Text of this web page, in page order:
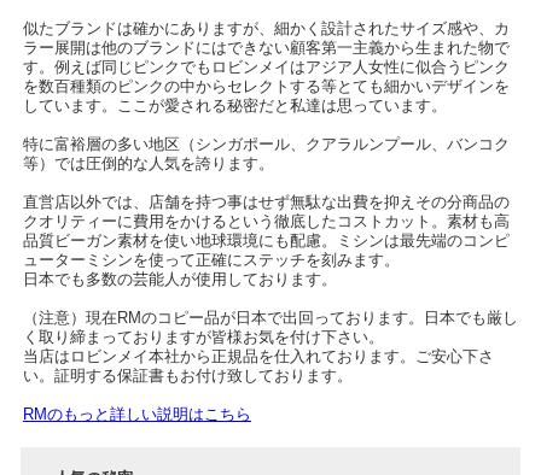
似たブランドは確かにありますが、細かく設計されたサイズ感や、カ
ラー展開は他のブランドにはできない顧客第一主義から生まれた物で
す。例えば同じピンクでもロビンメイはアジア人女性に似合うピンク
を数百種類のピンクの中からセレクトする等とても細かいデザインを
しています。ここが愛される秘密だと私達は思っています。
特に富裕層の多い地区（シンガポール、クアラルンプール、バンコク
等）では圧倒的な人気を誇ります。
直営店以外では、店舗を持つ事はせず無駄な出費を抑えその分商品の
クオリティーに費用をかけるという徹底したコストカット。素材も高
品質ビーガン素材を使い地球環境にも配慮。ミシンは最先端のコンピ
ューターミシンを使って正確にステッチを刻みます。
日本でも多数の芸能人が使用しております。
（注意）現在RMのコピー品が日本で出回っております。日本でも厳し
く取り締まっておりますが皆様お気を付け下さい。
当店はロビンメイ本社から正規品を仕入れております。ご安心下さ
い。証明する保証書もお付け致しております。
RMのもっと詳しい説明はこちら